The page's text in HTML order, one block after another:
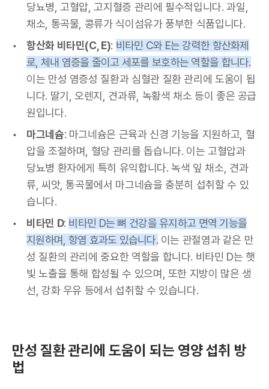
당뇨병, 고혈압, 고지혈증 관리에 필수적입니다. 과일,
채소, 통곡물, 콩류가 식이섬유가 풍부한 식품입니다.
항산화 비타민(C, E): 비타민 C와 E는 강력한 항산화제
로, 체내 염증을 줄이고 세포를 보호하는 역할을 합니다.
이는 만성 염증성 질환과 심혈관 질환 관리에 도움이 됩
니다. 딸기, 오렌지, 견과류, 녹황색 채소 등이 좋은 공급
원입니다.
마그네슘: 마그네슘은 근육과 신경 기능을 지원하고, 혈
압을 조절하며, 혈당 관리를 돕습니다. 이는 고혈압과
당뇨병 환자에게 특히 유익합니다. 녹색 잎 채소, 견과
류, 씨앗, 통곡물에서 마그네슘을 충분히 섭취할 수 있
습니다.
비타민 D: 비타민 D는 뼈 건강을 유지하고 면역 기능을
지원하며, 항염 효과도 있습니다. 이는 관절염과 같은 만
성 질환의 관리에 중요한 역할을 합니다. 비타민 D는 햇
빛 노출을 통해 합성될 수 있으며, 또한 지방이 많은 생
선, 강화 우유 등에서 섭취할 수 있습니다.
만성 질환 관리에 도움이 되는 영양 섭취 방
법